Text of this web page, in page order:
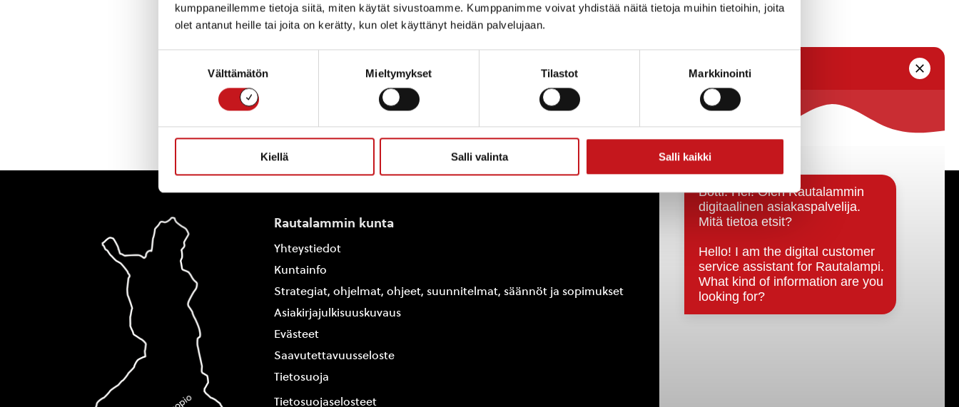
kumppaneillemme tietoja siitä, miten käytät sivustoamme. Kumppanimme voivat yhdistää näitä tietoja muihin tietoihin, joita
olet antanut heille tai joita on kerätty, kun olet käyttänyt heidän palvelujaan.
Välttämätön Mieltymykset Tilastot Markkinointi
Kiellä Salli valinta Salli kaikki
Rautalammin vesilaitos
Rautalammin kunta
Yhteystiedot
Kuntainfo
Strategiat, ohjelmat, ohjeet, suunnitelmat, säännöt ja sopimukset
Asiakirjajulkisuuskuvaus
Evästeet
Saavutettavuusseloste
Tietosuoja
Tietosuojaselosteet
Päätöksenteko ja lähidemokratia
Päätökset, esityslistat & pöytäkirjat
Hallinto
Kunnanhallitus
Kunnanvaltuusto